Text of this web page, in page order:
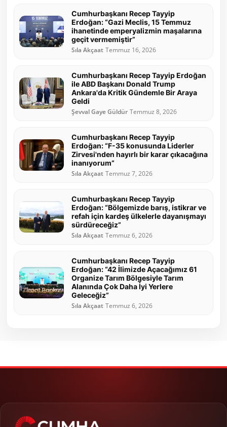
Cumhurbaşkanı Recep Tayyip
Erdoğan: “Gazi Meclis, 15 Temmuz
ihanetinde emperyalizmin maşalarına
geçit vermemiştir”
Sıla Akçaat Temmuz 16, 2026
Cumhurbaşkanı Recep Tayyip Erdoğan
ile ABD Başkanı Donald Trump
Ankara'da Kritik Gündemle Bir Araya
Geldi
Şevval Gaye Güldür Temmuz 8, 2026
Cumhurbaşkanı Recep Tayyip
Erdoğan: “F-35 konusunda Liderler
Zirvesi'nden hayırlı bir karar çıkacağına
inanıyorum”
Sıla Akçaat Temmuz 7, 2026
Cumhurbaşkanı Recep Tayyip
Erdoğan: “Bölgemizde barış, istikrar ve
refah için kardeş ülkelerle dayanışmayı
sürdüreceğiz”
Sıla Akçaat Temmuz 6, 2026
Cumhurbaşkanı Recep Tayyip
Erdoğan: “42 İlimizde Açacağımız 61
Organize Tarım Bölgesiyle Tarım
Alanında Çok Daha İyi Yerlere
Geleceğiz”
Sıla Akçaat Temmuz 6, 2026